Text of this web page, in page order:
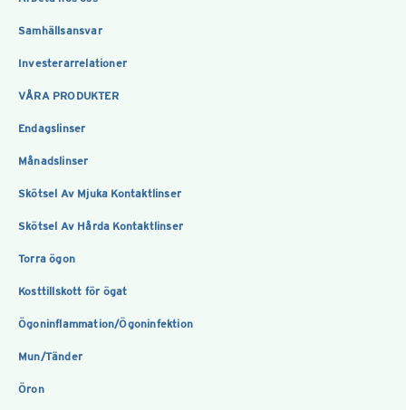
Samhällsansvar
Investerarrelationer
VÅRA PRODUKTER
Endagslinser
Månadslinser
Skötsel Av Mjuka Kontaktlinser
Skötsel Av Hårda Kontaktlinser
Torra ögon
Kosttillskott för ögat
Ögoninflammation/Ögoninfektion
Mun/Tänder
Öron